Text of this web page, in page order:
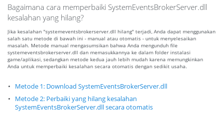
Bagaimana cara memperbaiki SystemEventsBrokerServer.dll
kesalahan yang hilang?
Jika kesalahan "systemeventsbrokerserver.dll hilang" terjadi, Anda dapat menggunakan
salah satu metode di bawah ini - manual atau otomatis - untuk menyelesaikan
masalah. Metode manual mengasumsikan bahwa Anda mengunduh file
systemeventsbrokerserver.dll dan memasukkannya ke dalam folder instalasi
game/aplikasi, sedangkan metode kedua jauh lebih mudah karena memungkinkan
Anda untuk memperbaiki kesalahan secara otomatis dengan sedikit usaha.
Metode 1: Download SystemEventsBrokerServer.dll
Metode 2: Perbaiki yang hilang kesalahan
SystemEventsBrokerServer.dll secara otomatis